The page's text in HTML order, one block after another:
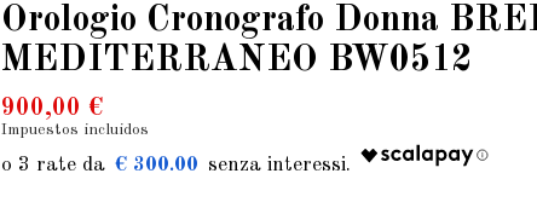
Orologio Cronografo Donna
MEDITERRANEO BW0512
900,00 €
Impuestos incluidos
€ 300.00